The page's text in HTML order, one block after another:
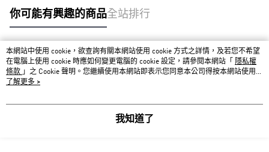
你可能有興趣的商品全站排行
熱門標籤
本網站中使用 cookie，欲查詢有關本網站使用 cookie 方式之詳情，及若您不希望
在電腦上使用 cookie 時應如何變更電腦的 cookie 設定，請參閱本網站「
隱私權
條款 」之 Cookie 聲明。您繼續使用本網站即表示您同意本公司得按本網站使用條
款之 Cookie 聲明使用 cookie。
了解更多 >
我知道了